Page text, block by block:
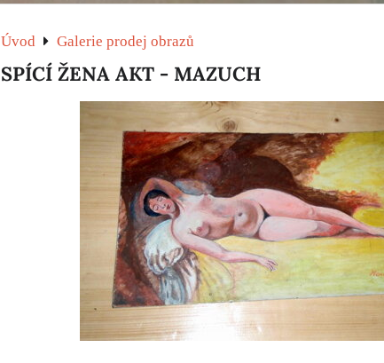
Úvod Galerie prodej obrazů
SPÍCÍ ŽENA AKT - MAZUCH